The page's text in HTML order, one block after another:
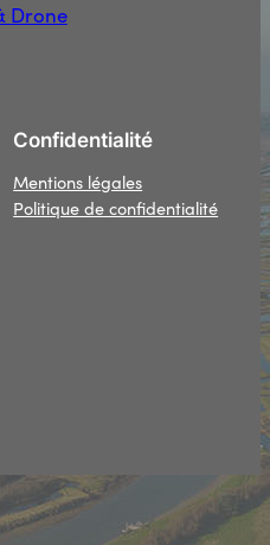
Drone
Confidentialité
Mentions légales
Politique de confidentialité